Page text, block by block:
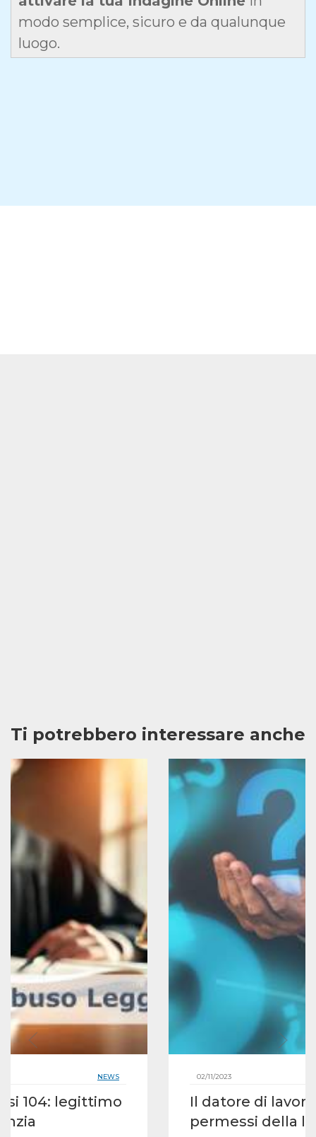
modo semplice, sicuro e da qualunque
luogo.
Ti potrebbero interessare anche
NEWS
104: legittimo
02/11/2023
Il datore di
permessi della